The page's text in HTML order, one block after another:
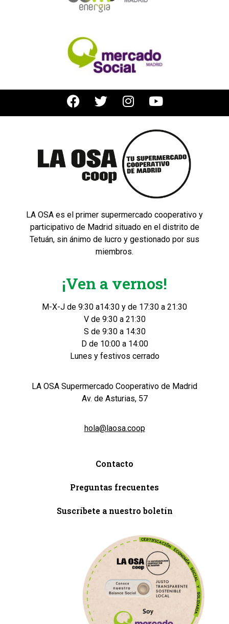
LA OSA es el primer supermercado cooperativo y
participativo de Madrid situado en el distrito de
Tetuán, sin ánimo de lucro y gestionado por sus
miembros.
¡Ven a vernos!
M-X-J de 9:30 a14:30 y de 17:30 a 21:30
V de 9:30 a 21:30
S de 9:30 a 14:30
D de 10:00 a 14:00
Lunes y festivos cerrado
LA OSA Supermercado Cooperativo de Madrid
Av. de Asturias, 57
hola@laosa.coop
Contacto
Preguntas frecuentes
Suscríbete a nuestro boletín